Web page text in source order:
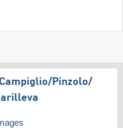
​Pinzolo/​